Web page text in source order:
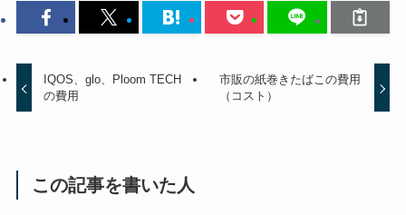
IQOS、glo、Ploom TECH
の費用
市販の紙巻きたばこの費用
（コスト）
この記事を書いた人